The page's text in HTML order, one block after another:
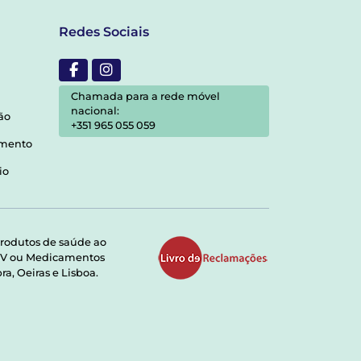
Redes Sociais
Chamada para a rede móvel
nacional:
+351 965 055 059
de saúde ao
ou Medicamentos
Oeiras e Lisboa.